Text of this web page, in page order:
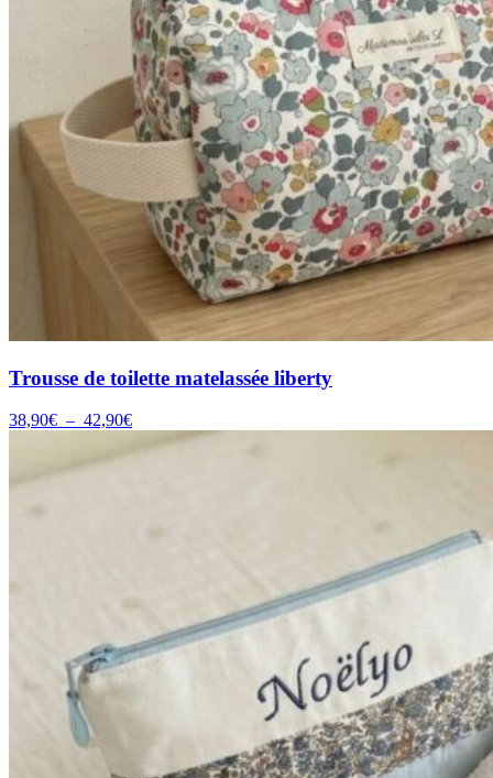
Trousse de toilette matelassée liberty
38,90€ – 42,90€Plage
prix :